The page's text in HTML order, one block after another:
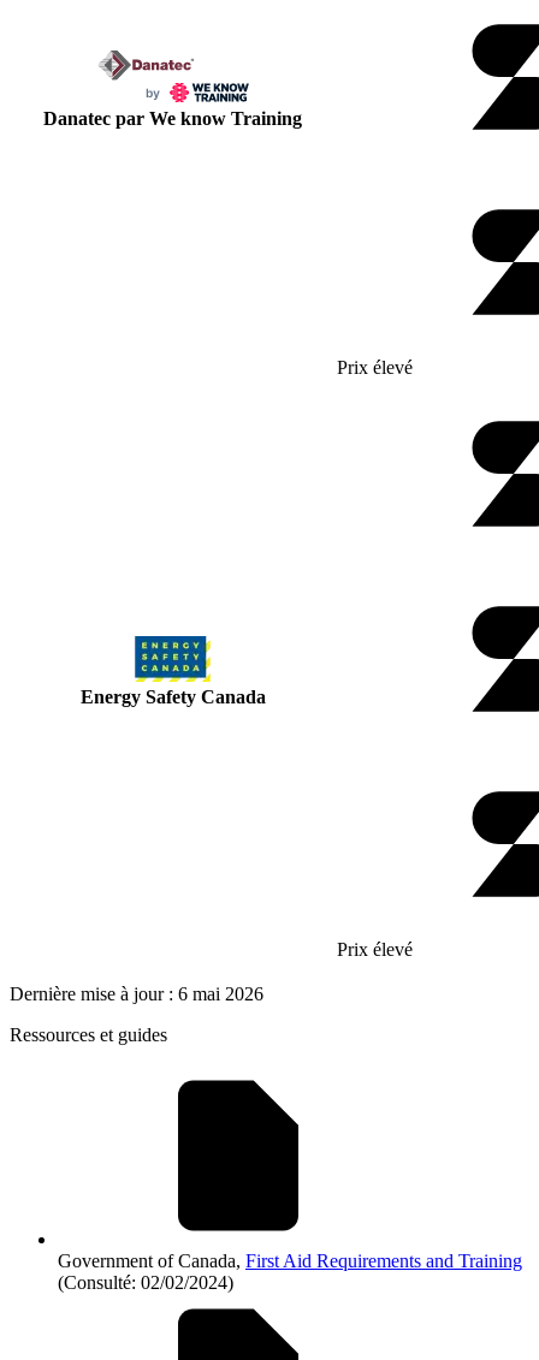
Danatec par We know Training
Prix élevé
Energy Safety Canada
Prix élevé
Dernière mise à jour : 6 mai 2026
Ressources et guides
Government of Canada, First Aid Requirements and Training
(Consulté: 02/02/2024)